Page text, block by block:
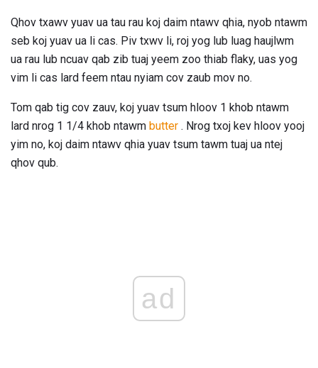
Qhov txawv yuav ua tau rau koj daim ntawv qhia, nyob ntawm
seb koj yuav ua li cas. Piv txwv li, roj yog lub luag haujlwm
ua rau lub ncuav qab zib tuaj yeem zoo thiab flaky, uas yog
vim li cas lard feem ntau nyiam cov zaub mov no.
Tom qab tig cov zauv, koj yuav tsum hloov 1 khob ntawm
lard nrog 1 1/4 khob ntawm butter . Nrog txoj kev hloov yooj
yim no, koj daim ntawv qhia yuav tsum tawm tuaj ua ntej
qhov qub.
ad